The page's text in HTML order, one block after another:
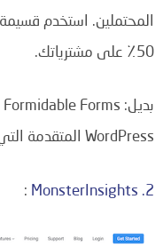
50٪ على مشترياتك.
WordPress المتقدمة التي تركز على الحلول .
2. MonsterInsights
: